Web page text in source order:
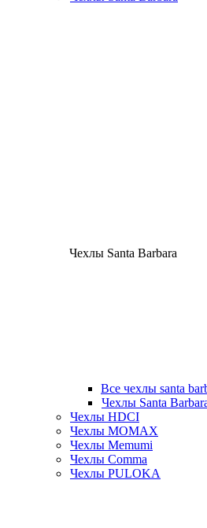
Чехлы Santa Barbara
Все чехлы santa
Чехлы Santa
Чехлы HDCI
Чехлы MOMAX
Чехлы Memumi
Чехлы Comma
Чехлы PULOKA